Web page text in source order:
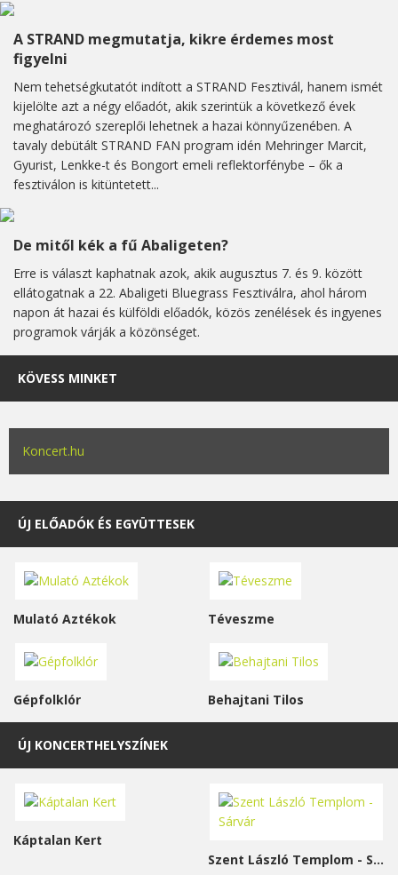
A STRAND megmutatja, kikre érdemes most
figyelni
Nem tehetségkutatót indított a STRAND Fesztivál, hanem ismét
kijelölte azt a négy előadót, akik szerintük a következő évek
meghatározó szereplői lehetnek a hazai könnyűzenében. A
tavaly debütált STRAND FAN program idén Mehringer Marcit,
Gyurist, Lenkke-t és Bongort emeli reflektorfénybe – ők a
fesztiválon is kitüntetett...
De mitől kék a fű Abaligeten?
Erre is választ kaphatnak azok, akik augusztus 7. és 9. között
ellátogatnak a 22. Abaligeti Bluegrass Fesztiválra, ahol három
napon át hazai és külföldi előadók, közös zenélések és ingyenes
programok várják a közönséget.
KÖVESS MINKET
Koncert.hu
ÚJ ELŐADÓK ÉS EGYÜTTESEK
Mulató Aztékok Téveszme
Gépfolklór Behajtani Tilos
ÚJ KONCERTHELYSZÍNEK
Káptalan Kert
Szent László Templom - Sárvár